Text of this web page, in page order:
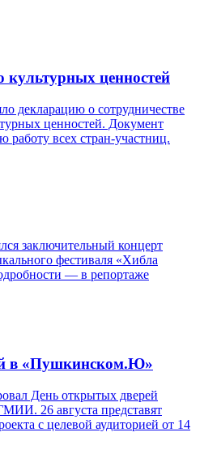
ценностей
декларацию о сотрудничестве
ценностей. Документ
работу всех стран-участниц.
заключительный концерт
фестиваля «Хибла
— в репортаже
в «Пушкинском.Ю»
День открытых дверей
26 августа представят
с целевой аудиторией от 14